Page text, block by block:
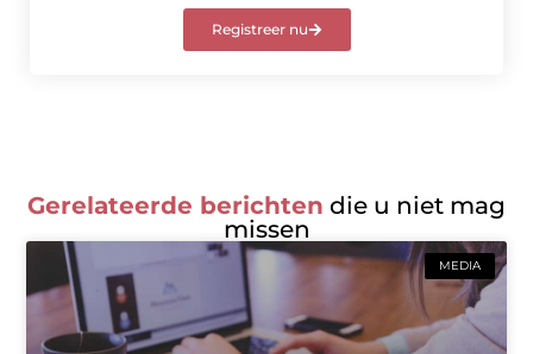
Registreer nu
Gerelateerde berichten die u niet mag
missen
MEDIA